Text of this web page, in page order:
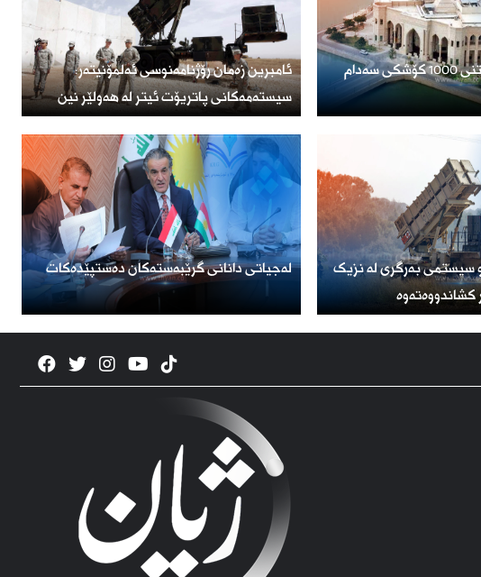
عێراق پلان بۆ فرۆشتنی 1000 کۆشکی سەدام
ئامبرین زەمان رۆژنامەنوسی ئەلمۆنیتەر:
سیستەمەکانی پاتریۆت ئیتر لە هەولێر نین
سیستمی بەرگری لە نزیک
لەجیاتی دانانی گرێبەستەکان دەستپێدەکات